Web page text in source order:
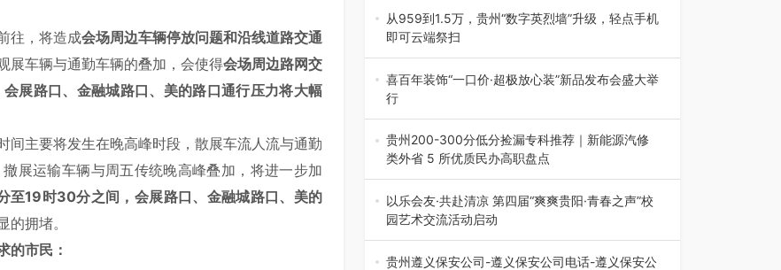
往，将造成会场周边车辆停放问题和沿线道路交通
展车辆与通勤车辆的叠加，会使得会场周边路网交
会展路口、金融城路口、美的路口通行压力将大幅
间主要将发生在晚高峰时段，散展车流人流与通勤
撤展运输车辆与周五传统晚高峰叠加，将进一步加
至19时30分之间，会展路口、金融城路口、美的
的拥堵。
的市民：
期社会实践，牢牢紧扣 “雅韵传普…
从959到1.5万，贵州“数字英烈墙”升级，轻点手机
即可云端祭扫
八一建军节到来之际，由贵州省退役军人事务厅指
导，贵阳市退役军人事务局联合贵州广电…
喜百年装饰“一口价·超极放心装”新品发布会盛大举
行
2026年7月31日，喜百年装饰“一口价·超极放心
装”新品发布会在贵阳隆重举行。…
贵州200-300分低分捡漏专科推荐｜新能源汽修
类外省 5 所优质民办高职盘点
在贵州省高考志愿填报体系中，200至300分数段
考生可选择的省内工科、新能源汽车…
以乐会友·共赴清凉 第四届“爽爽贵阳·青春之声”校
园艺术交流活动启动
七月的贵阳，清风送爽，第四届“爽爽贵阳·青春之
声”校园管弦乐（合唱）艺术交流活动…
贵州遵义保安公司-遵义保安公司电话-遵义保安公